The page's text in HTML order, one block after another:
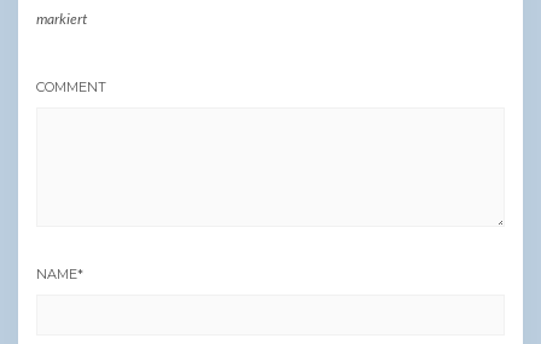
markiert
COMMENT
NAME*